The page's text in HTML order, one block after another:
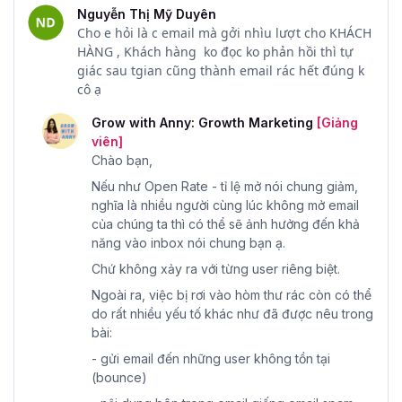
Sau khi học xong tôi có tự thiết kế được chiến lược
email marketing cho doanh nghiệp, công ty của mình
Với 51 bài giảng CHI TIẾT, HỮU ÍCH trong khóa học sẽ
đến với khách hàng như thế nào. Qua đó, bạn sẽ nắm
được cách tự mình thiết kế chiến lược email marketing cho
doanh nghiệp và công ty của mình từ A->Z.
Tôi có được hỏi chuyên gia về những kiến thức trong
khóa học Email Marketing không?
Nếu có bất kỳ thắc mắc, câu hỏi nào cần chuyên gia giải
đáp liên quan đến bài học, bạn có thể để lại câu hỏi ngay
dưới video để giảng viên hoặc các bạn trợ giảng tại Gitiho
trả lời trong vòng 8 tiếng làm việc.
Tôi có được nhận giấy chứng nhận sau khi hoàn
thành khóa học không?
Nguyễn Thị Mỹ Duyên
Cho e hỏi là c email mà gởi nhìu lượt cho KHÁCH
HÀNG , Khách hàng ko đọc ko phản hồi thì tự
giác sau tgian cũng thành email rác hết đúng k
cô ạ
Grow with Anny: Growth Marketing [Giảng
viên]
Chào bạn,
Nếu như Open Rate - tỉ lệ mở nói chung giảm,
nghĩa là nhiều người cùng lúc không mở email
của chúng ta thì có thể sẽ ảnh hưởng đến khả
năng vào inbox nói chung bạn ạ.
Chứ không xảy ra với từng user riêng biệt.
Ngoài ra, việc bị rơi vào hòm thư rác còn có thể
do rất nhiều yếu tố khác như đã được nêu trong
bài:
- gửi email đến những user không tồn tại
(bounce)